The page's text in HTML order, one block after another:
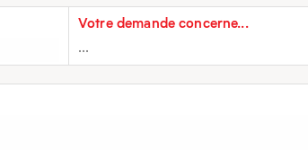
...